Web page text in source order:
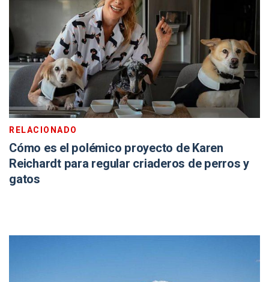
RELACIONADO
Cómo es el polémico proyecto de Karen
Reichardt para regular criaderos de perros y
gatos